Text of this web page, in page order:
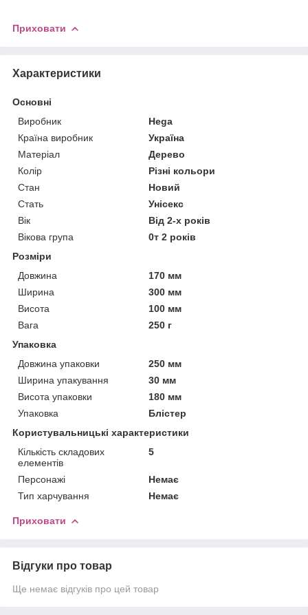
Приховати
Характеристики
Основні
Виробник
Hega
Країна виробник
Україна
Матеріал
Дерево
Колір
Різні кольори
Стан
Новий
Стать
Унісекс
Вік
Від 2-х років
Вікова група
0т 2 років
Розміри
Довжина
170 мм
Ширина
300 мм
Висота
100 мм
Вага
250 г
Упаковка
Довжина упаковки
250 мм
Ширина упакування
30 мм
Висота упаковки
180 мм
Упаковка
Блістер
Користувальницькі характеристики
Кількість складових
елементів
5
Персонажі
Немає
Тип харчування
Немає
Приховати
Відгуки про товар
Ще немає відгуків про цей товар